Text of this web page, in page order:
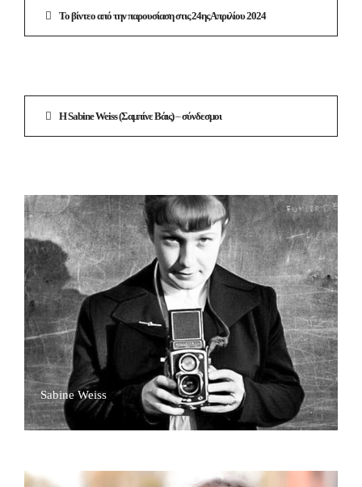
Το βίντεο από την παρουσίαση στις 24ης Απριλίου 2024
Η Sabine Weiss (Σαμπίνε Βάις)–σύνδεσμοι
Sabine Weiss